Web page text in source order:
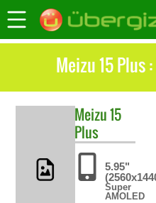
Meizu 15 Plus
Meizu15
Plus
5.95"
Super
AMOLED